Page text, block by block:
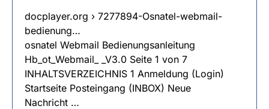
docplayer.org › 7277894-Osnatel-webmail-
bedienung…
osnatel Webmail Bedienungsanleitung
Hb_ot_Webmail_ _V3.0 Seite 1 von 7
INHALTSVERZEICHNIS 1 Anmeldung (Login)
Startseite Posteingang (INBOX) Neue
Nachricht …